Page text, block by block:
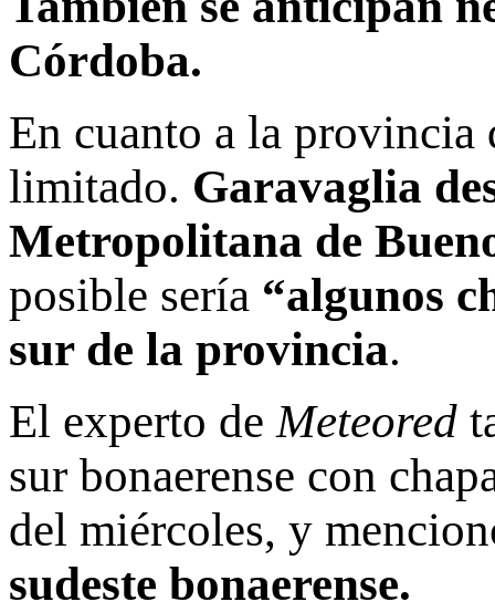
Córdoba.
En cuanto a la provincia
limitado. Garavaglia
Metropolitana de
posible sería “algunos
sur de la provincia.
El experto de Meteored
sur bonaerense con
del miércoles, y
sudeste bonaerense.